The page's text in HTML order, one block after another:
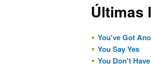
Últimas
You've Got
You Say Yes
You Don't